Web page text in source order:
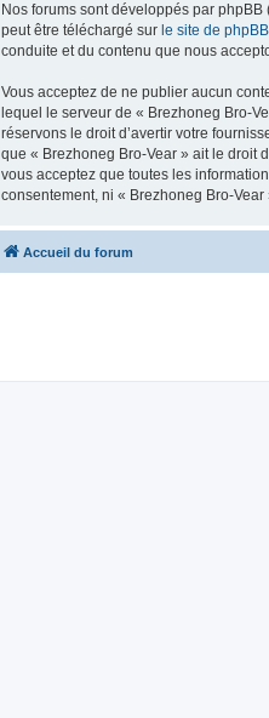
Nos forums sont développés par
peut être téléchargé sur le site de phpBB
conduite et du contenu que nous
Vous acceptez de ne publier aucun
lequel le serveur de « Brezhoneg Bro-
réservons le droit d’avertir votre
que « Brezhoneg Bro-Vear » ait le droit
vous acceptez que toutes les
consentement, ni « Brezhoneg Bro-
Accueil du forum